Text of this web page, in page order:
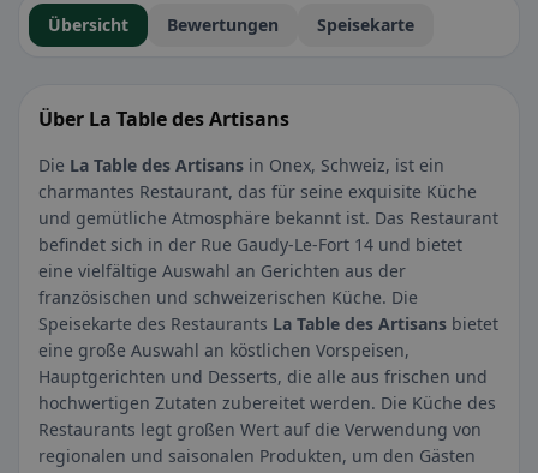
Übersicht Bewertungen Speisekarte
Über La Table des Artisans
Die La Table des Artisans in Onex, Schweiz, ist ein
charmantes Restaurant, das für seine exquisite Küche
und gemütliche Atmosphäre bekannt ist. Das Restaurant
befindet sich in der Rue Gaudy-Le-Fort 14 und bietet
eine vielfältige Auswahl an Gerichten aus der
französischen und schweizerischen Küche. Die
Speisekarte des Restaurants La Table des Artisans bietet
eine große Auswahl an köstlichen Vorspeisen,
Hauptgerichten und Desserts, die alle aus frischen und
hochwertigen Zutaten zubereitet werden. Die Küche des
Restaurants legt großen Wert auf die Verwendung von
regionalen und saisonalen Produkten, um den Gästen